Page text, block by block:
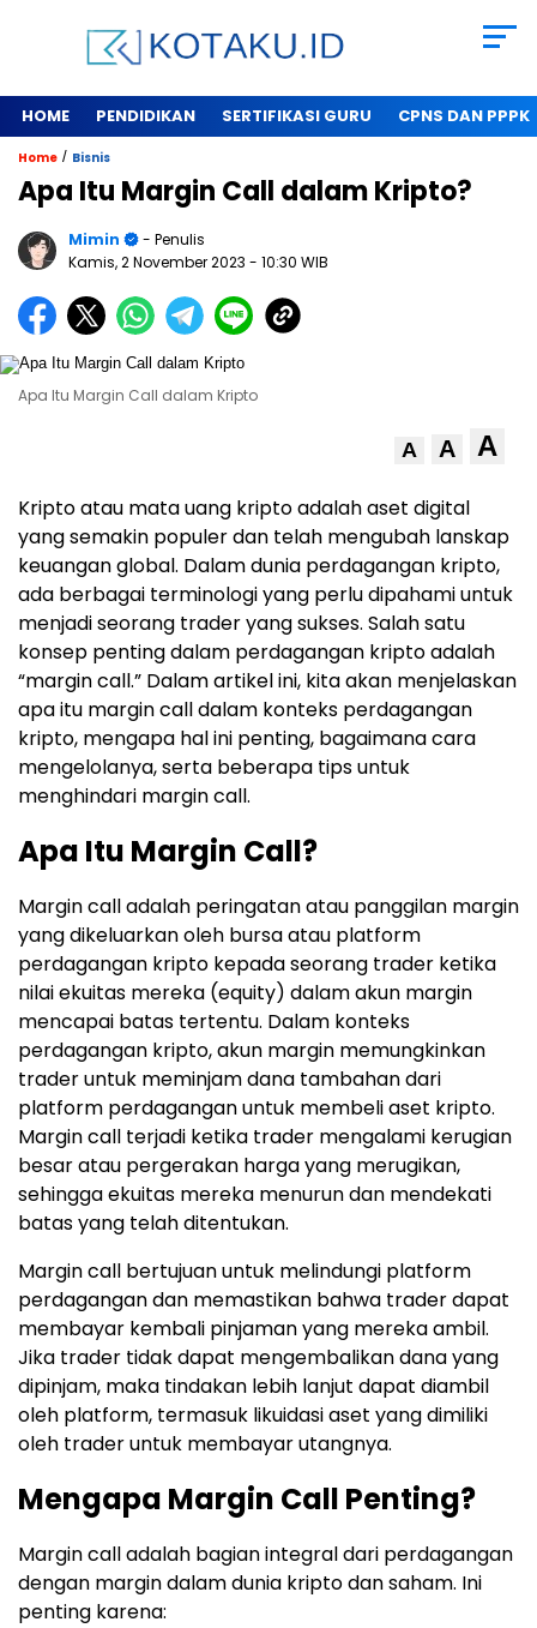
HOME PENDIDIKAN SERTIFIKASI GURU CPNS DAN PPPK
Home / Bisnis
Apa Itu Margin Call dalam Kripto?
Mimin
- Penulis
Kamis, 2 November 2023 - 10:30 WIB
Apa Itu Margin Call dalam Kripto
A A A
Kripto atau mata uang kripto adalah aset digital
yang semakin populer dan telah mengubah lanskap
keuangan global. Dalam dunia perdagangan kripto,
ada berbagai terminologi yang perlu dipahami untuk
menjadi seorang trader yang sukses. Salah satu
konsep penting dalam perdagangan kripto adalah
“margin call.” Dalam artikel ini, kita akan menjelaskan
apa itu margin call dalam konteks perdagangan
kripto, mengapa hal ini penting, bagaimana cara
mengelolanya, serta beberapa tips untuk
menghindari margin call.
Apa Itu Margin Call?
Margin call adalah peringatan atau panggilan margin
yang dikeluarkan oleh bursa atau platform
perdagangan kripto kepada seorang trader ketika
nilai ekuitas mereka (equity) dalam akun margin
mencapai batas tertentu. Dalam konteks
perdagangan kripto, akun margin memungkinkan
trader untuk meminjam dana tambahan dari
platform perdagangan untuk membeli aset kripto.
Margin call terjadi ketika trader mengalami kerugian
besar atau pergerakan harga yang merugikan,
sehingga ekuitas mereka menurun dan mendekati
batas yang telah ditentukan.
Margin call bertujuan untuk melindungi platform
perdagangan dan memastikan bahwa trader dapat
membayar kembali pinjaman yang mereka ambil.
Jika trader tidak dapat mengembalikan dana yang
dipinjam, maka tindakan lebih lanjut dapat diambil
oleh platform, termasuk likuidasi aset yang dimiliki
oleh trader untuk membayar utangnya.
Mengapa Margin Call Penting?
Margin call adalah bagian integral dari perdagangan
dengan margin dalam dunia kripto dan saham. Ini
penting karena: